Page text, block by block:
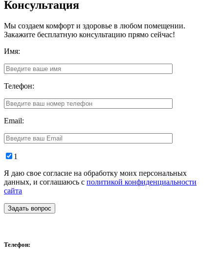
Консультация
Мы создаем комфорт и здоровье в любом помещении.
Закажите бесплатную консультацию прямо сейчас!
Имя:
Телефон:
Email:
1
Я даю свое согласие на обработку моих персональных
данных, и соглашаюсь с политикой конфиденциальности
сайта
Задать вопрос
Телефон: